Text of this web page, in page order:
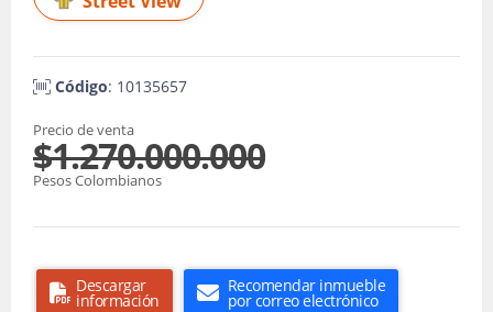
Código: 10135657
Precio de venta
$1.270.000.000
Pesos Colombianos
Descargar
información
Recomendar inmueble
por correo electrónico